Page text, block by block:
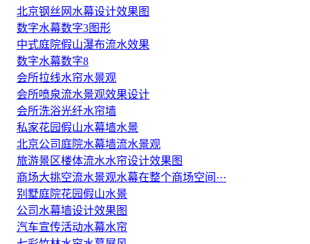
北京钢丝网水幕设计效果图
数字水幕数字3图形
中式庭院假山瀑布流水效果
数字水幕数字8
会所拉线水帘水景观
会所喷泉流水景观效果设计
会所洗浴光纤水帘墙
私家花园假山水幕墙水景
北京公司庭院水幕墙流水景观
旅游景区楼体流水水帘设计效果图
商场大挑空流水景观水幕在整个商场空间···
别墅庭院花园假山水景
公司水幕墙设计效果图
汽车宣传活动水幕水帘